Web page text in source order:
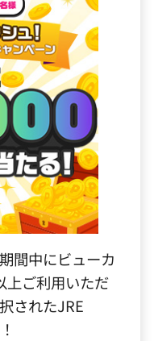
間中にビューカ
上ご利用いただ
されたJRE